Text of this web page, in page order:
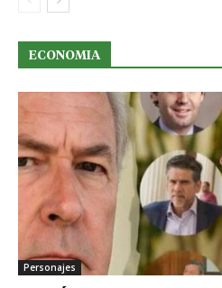
ECONOMIA
Personajes